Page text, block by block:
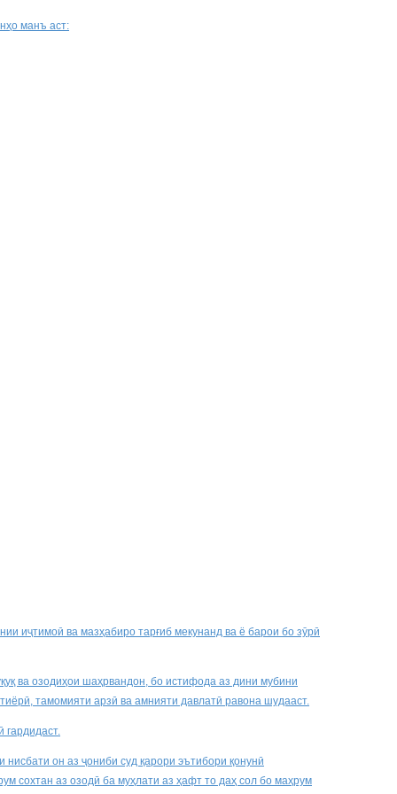
манъ аст:
иҷтимоӣ ва мазҳабиро тарғиб мекунанд ва ё барои бо зӯрӣ
ва озодиҳои шаҳрвандон, бо истифода аз дини мубини
тамомияти арзӣ ва амнияти давлатӣ равона шудааст.
гардидаст.
он аз ҷониби суд қарори эътибори қонунӣ
сохтан аз озодӣ ба муҳлати аз ҳафт то даҳ сол бо маҳрум